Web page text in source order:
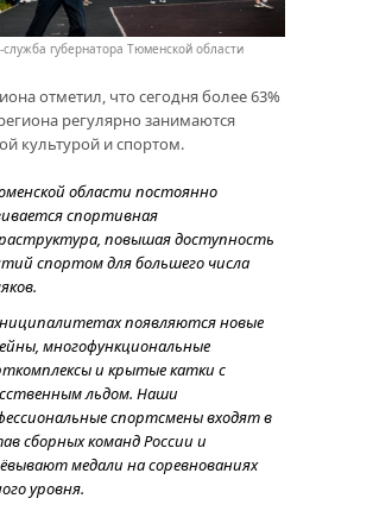
губернатора Тюменской области
отметил, что сегодня более 63%
регулярно занимаются
культурой и спортом.
области постоянно
спортивная
повышая доступность
спортом для большего числа
появляются новые
многофункциональные
и крытые катки с
льдом. Наши
спортсмены входят в
сборных команд России и
медали на соревнованиях
уровня.